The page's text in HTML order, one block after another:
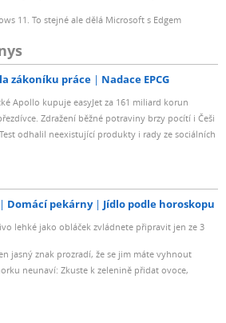
11. To stejné ale dělá Microsoft s Edgem
zákoníku práce Nadace EPCG
Apollo kupuje easyJet za 161 miliard korun
Zdražení běžné potraviny brzy pocítí i Češi
odhalil neexistující produkty i rady ze sociálních
Domácí pekárny Jídlo podle horoskopu
lehké jako obláček zvládnete připravit jen ze 3
jasný znak prozradí, že se jim máte vyhnout
neunaví: Zkuste k zelenině přidat ovoce,